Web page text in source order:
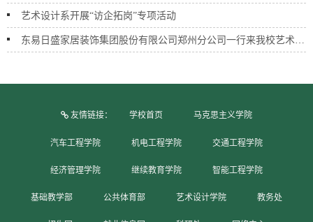
艺术设计系开展“访企拓岗”专项活动
东易日盛家居装饰集团股份有限公司郑州分公司一行来我校艺术设计系开展调研交流活动
友情链接： 学校首页 马克思主义学院
汽车工程学院 机电工程学院 交通工程学院
经济管理学院 继续教育学院 智能工程学院
基础教学部 公共体育部 艺术设计学院 教务处